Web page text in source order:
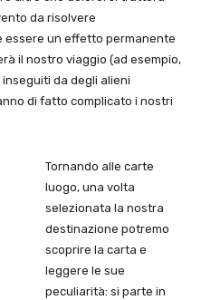
da risolvere
essere un effetto permanente
il nostro viaggio (ad esempio,
da degli alieni
di fatto complicato i nostri
Tornando alle carte
luogo, una volta
selezionata la nostra
destinazione potremo
scoprire la carta e
leggere le sue
peculiarità: si parte in